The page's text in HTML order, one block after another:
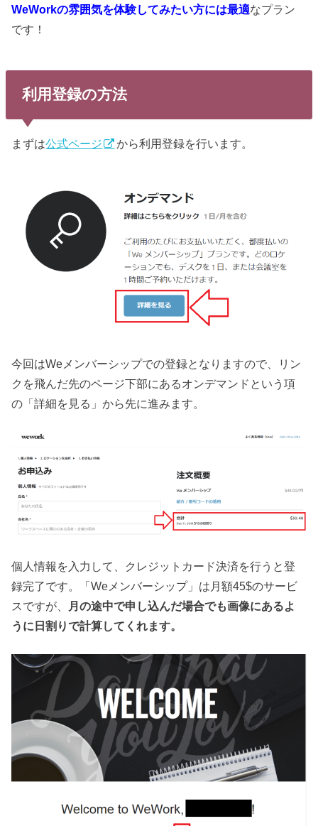
WeWorkの雰囲気を体験してみたい方には最適なプラン
です！
利用登録の方法
まずは公式ページ から利用登録を行います。
今回はWeメンバーシップでの登録となりますので、リン
クを飛んだ先のページ下部にあるオンデマンドという項
の「詳細を見る」から先に進みます。
個人情報を入力して、クレジットカード決済を行うと登
録完了です。「Weメンバーシップ」は月額45$のサービ
スですが、
月の途中で申し込んだ場合でも画像にあるよ
うに日割りで計算してくれます。